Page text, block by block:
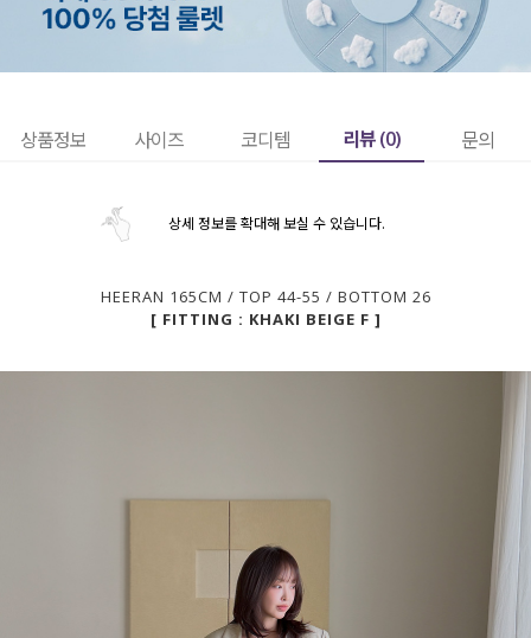
상품정보 사이즈 코디템 리뷰 (0) 문의
상세 정보를 확대해 보실 수 있습니다.
HEERAN 165CM / TOP 44-55 / BOTTOM 26
[ FITTING : KHAKI BEIGE F ]